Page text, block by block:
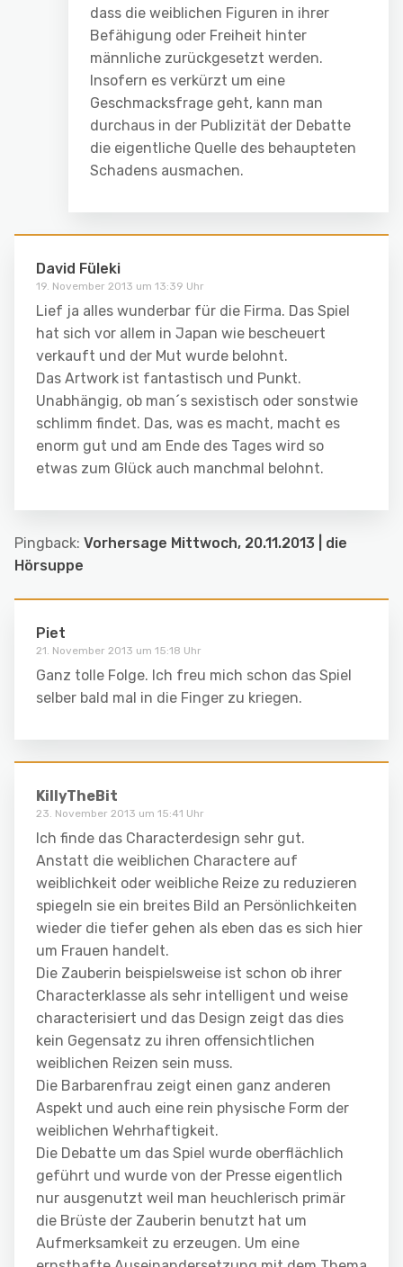
dass die weiblichen Figuren in ihrer
Befähigung oder Freiheit hinter
männliche zurückgesetzt werden.
Insofern es verkürzt um eine
Geschmacksfrage geht, kann man
durchaus in der Publizität der Debatte
die eigentliche Quelle des behaupteten
Schadens ausmachen.
David Füleki
19. November 2013 um 13:39 Uhr
Lief ja alles wunderbar für die Firma. Das Spiel
hat sich vor allem in Japan wie bescheuert
verkauft und der Mut wurde belohnt.
Das Artwork ist fantastisch und Punkt.
Unabhängig, ob man´s sexistisch oder sonstwie
schlimm findet. Das, was es macht, macht es
enorm gut und am Ende des Tages wird so
etwas zum Glück auch manchmal belohnt.
Pingback: Vorhersage Mittwoch, 20.11.2013 | die
Hörsuppe
Piet
21. November 2013 um 15:18 Uhr
Ganz tolle Folge. Ich freu mich schon das Spiel
selber bald mal in die Finger zu kriegen.
KillyTheBit
23. November 2013 um 15:41 Uhr
Ich finde das Characterdesign sehr gut.
Anstatt die weiblichen Charactere auf
weiblichkeit oder weibliche Reize zu reduzieren
spiegeln sie ein breites Bild an Persönlichkeiten
wieder die tiefer gehen als eben das es sich hier
um Frauen handelt.
Die Zauberin beispielsweise ist schon ob ihrer
Characterklasse als sehr intelligent und weise
characterisiert und das Design zeigt das dies
kein Gegensatz zu ihren offensichtlichen
weiblichen Reizen sein muss.
Die Barbarenfrau zeigt einen ganz anderen
Aspekt und auch eine rein physische Form der
weiblichen Wehrhaftigkeit.
Die Debatte um das Spiel wurde oberflächlich
geführt und wurde von der Presse eigentlich
nur ausgenutzt weil man heuchlerisch primär
die Brüste der Zauberin benutzt hat um
Aufmerksamkeit zu erzeugen. Um eine